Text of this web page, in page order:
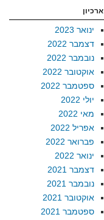
ארכיון
ינואר 2023
דצמבר 2022
נובמבר 2022
אוקטובר 2022
ספטמבר 2022
יולי 2022
מאי 2022
אפריל 2022
פברואר 2022
ינואר 2022
דצמבר 2021
נובמבר 2021
אוקטובר 2021
ספטמבר 2021